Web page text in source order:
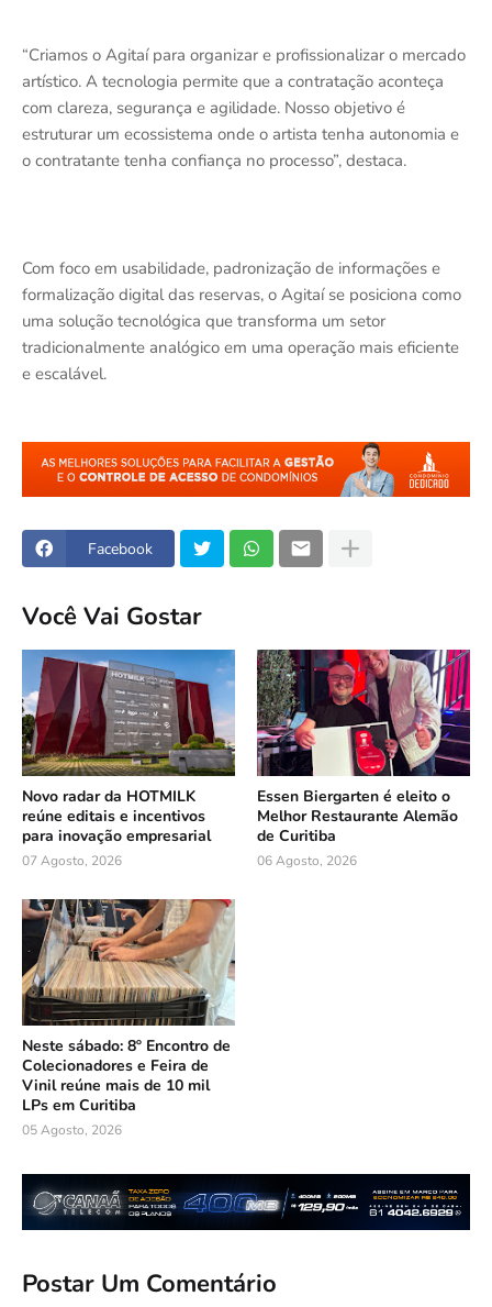
“Criamos o Agitaí para organizar e profissionalizar o mercado
artístico. A tecnologia permite que a contratação aconteça
com clareza, segurança e agilidade. Nosso objetivo é
estruturar um ecossistema onde o artista tenha autonomia e
o contratante tenha confiança no processo”, destaca.
Com foco em usabilidade, padronização de informações e
formalização digital das reservas, o Agitaí se posiciona como
uma solução tecnológica que transforma um setor
tradicionalmente analógico em uma operação mais eficiente
e escalável.
Facebook
Você Vai Gostar
Novo radar da HOTMILK
reúne editais e incentivos
para inovação empresarial
07 Agosto, 2026
Essen Biergarten é eleito o
Melhor Restaurante Alemão
de Curitiba
06 Agosto, 2026
Neste sábado: 8º Encontro de
Colecionadores e Feira de
Vinil reúne mais de 10 mil
LPs em Curitiba
05 Agosto, 2026
Postar Um Comentário